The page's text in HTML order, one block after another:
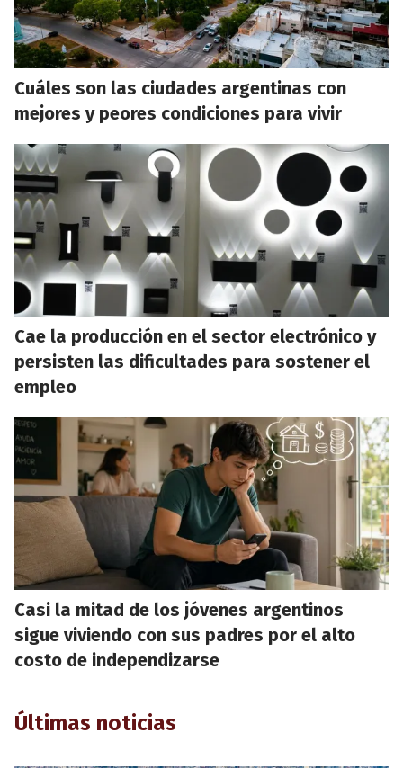
Cuáles son las ciudades argentinas con
mejores y peores condiciones para vivir
Cae la producción en el sector electrónico y
persisten las dificultades para sostener el
empleo
Casi la mitad de los jóvenes argentinos
sigue viviendo con sus padres por el alto
costo de independizarse
Últimas noticias